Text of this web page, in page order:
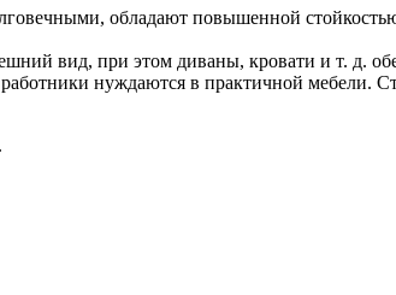
обладают повышенной
вид, при этом диваны, кровати и т. д.
нуждаются в практичной мебели.